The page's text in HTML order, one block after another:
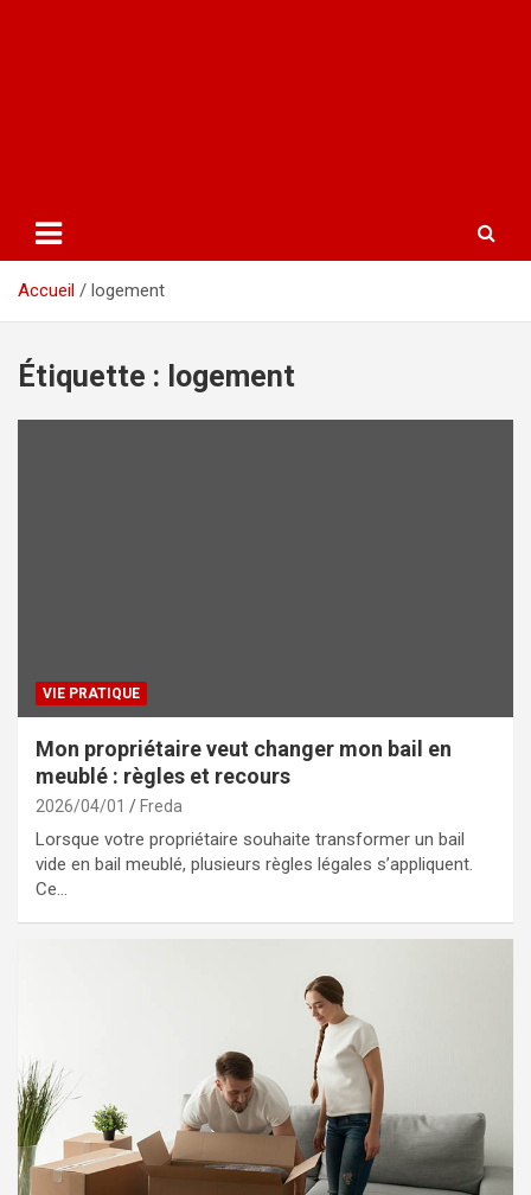
Accueil logement
Étiquette : logement
VIE PRATIQUE
Mon propriétaire veut changer mon bail en
meublé : règles et recours
2026/04/01 Freda
Lorsque votre propriétaire souhaite transformer un bail
vide en bail meublé, plusieurs règles légales s’appliquent.
Ce…